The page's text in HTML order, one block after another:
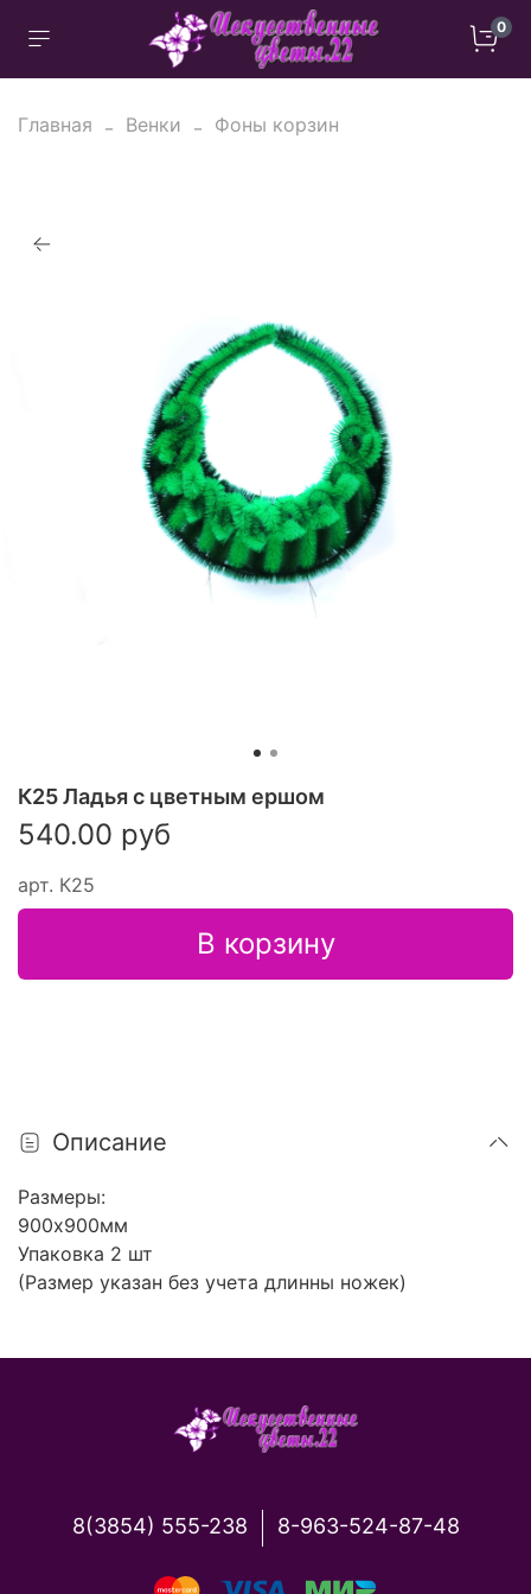
0
Главная Венки Фоны корзин
арт. К25
К25 Ладья с цветным ершом
540.00 руб
В корзину
Описание
Размеры:
900х900мм
Упаковка 2 шт
(Размер указан без учета длинны ножек)
8(3854) 555-238 8-963-524-87-48